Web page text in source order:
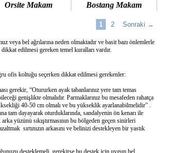
Orsite Makam Bostang Makam
1 2 Sonraki →
veya bel ağrılarına neden olmaktadır ve basit bazı önlemlerle
edilmesi gereken temel kuralları vardır.
ofis koltuğu seçerken dikkat edilmesi gerekenler:
gerekir, “Otururken ayak tabanlarınız yere tam temas
genişlikte olmalıdır. Parmaklarınız bu mesafeden rahatça
40-50 cm olmalı ve bu yükseklik ayarlanabilmelidir” .
tam dayayarak oturduklarında, sandalyenin ön kenarı ile
yüzünü sıkıştırmasının bu bölgeden geçen sinirleri
sırtınızın arkasını ve belinizi destekleyen bir yastık
desteklemeli, gerekirse bu destek için uygun bel